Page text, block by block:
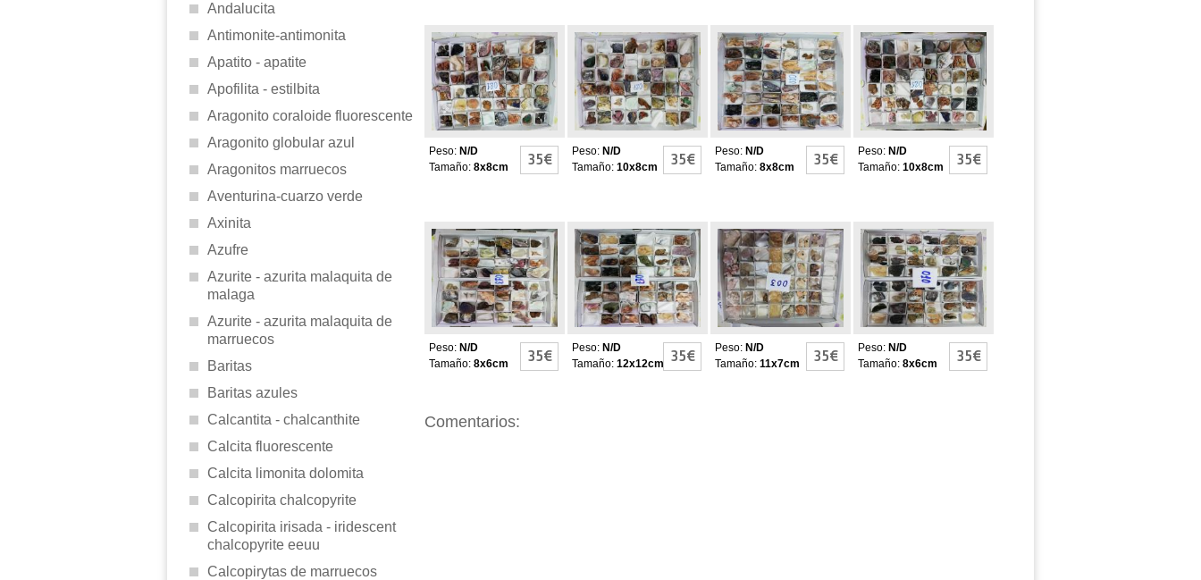
48 CAJITAS 4X4
Peso: N/D
Tamaño: 8x8cm 35€
48 CAJITAS 4X4
Peso: N/D
Tamaño: 10x8cm 35€
48 CAJITAS 4X4
Peso: N/D
Tamaño: 8x8cm 35€
48 CAJITAS 4X4
Peso: N/D
Tamaño: 10x8cm 35€
48 CAJITAS 4X4
Peso: N/D
Tamaño: 8x6cm 35€
48 CAJITAS 4X4
Peso: N/D
Tamaño: 12x12cm 35€
48 CAJITAS 4X4
Peso: N/D
Tamaño: 11x7cm 35€
48 CAJITAS 4X4
Peso: N/D
Tamaño: 8x6cm 35€
Comentarios:
Andalucita
Antimonite-antimonita
Apatito - apatite
Apofilita - estilbita
Aragonito coraloide fluorescente
Aragonito globular azul
Aragonitos marruecos
Aventurina-cuarzo verde
Axinita
Azufre
Azurite - azurita malaquita de
malaga
Azurite - azurita malaquita de
marruecos
Baritas
Baritas azules
Calcantita - chalcanthite
Calcita fluorescente
Calcita limonita dolomita
Calcopirita chalcopyrite
Calcopirita irisada - iridescent
chalcopyrite eeuu
Calcopirytas de marruecos